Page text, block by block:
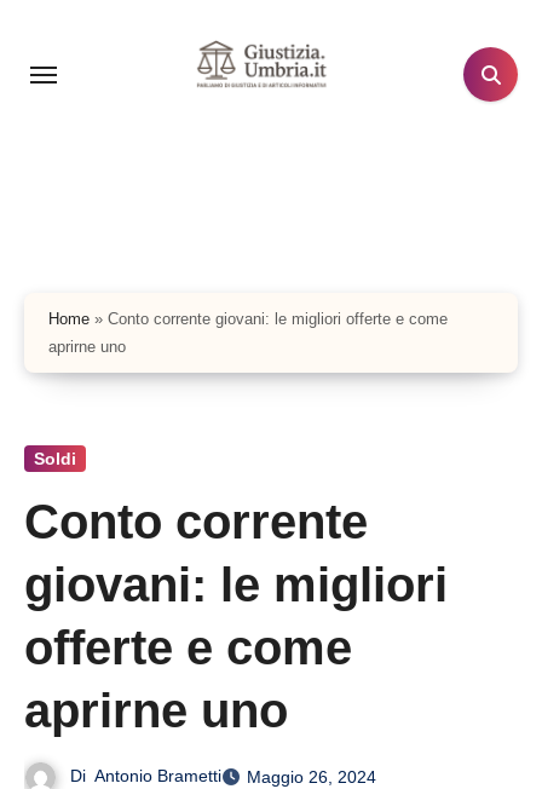
contenuto
Home » Conto corrente giovani: le migliori offerte e come
aprirne uno
Soldi
Conto corrente
giovani: le migliori
offerte e come
aprirne uno
Di Antonio Brametti Maggio 26, 2024